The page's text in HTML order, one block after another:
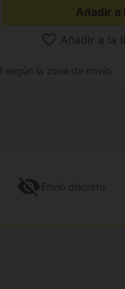
Añadir a
Añadir a la
la zona de envío.
Envío discreto